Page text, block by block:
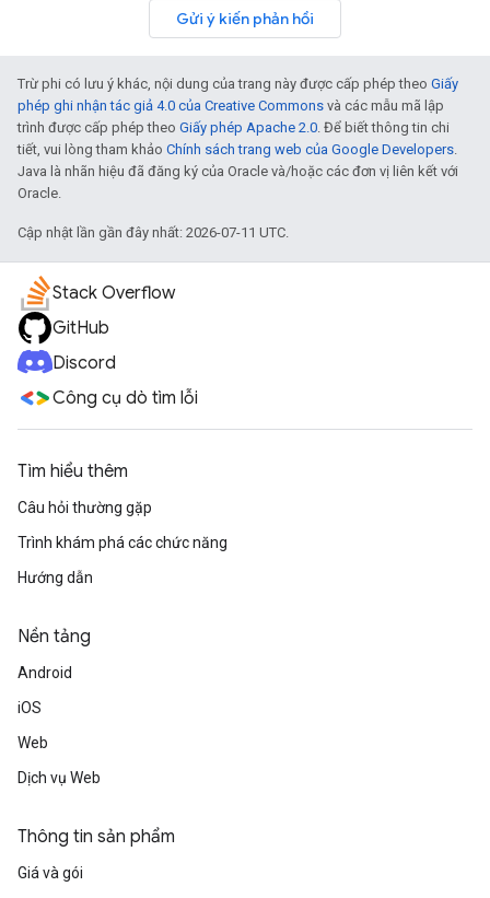
Gửi ý kiến phản hồi
Trừ phi có lưu ý khác, nội dung của trang này được cấp phép theo Giấy
phép ghi nhận tác giả 4.0 của Creative Commons và các mẫu mã lập
trình được cấp phép theo Giấy phép Apache 2.0. Để biết thông tin chi
tiết, vui lòng tham khảo Chính sách trang web của Google Developers.
Java là nhãn hiệu đã đăng ký của Oracle và/hoặc các đơn vị liên kết với
Oracle.
Cập nhật lần gần đây nhất: 2026-07-11 UTC.
Stack Overflow
GitHub
Discord
Công cụ dò tìm lỗi
Tìm hiểu thêm
Câu hỏi thường gặp
Trình khám phá các chức năng
Hướng dẫn
Nền tảng
Android
iOS
Web
Dịch vụ Web
Thông tin sản phẩm
Giá và gói